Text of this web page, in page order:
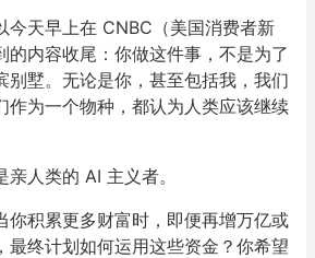
今天早上在 CNBC（美国消费者新
的内容收尾：你做这件事，不是为了
别墅。无论是你，甚至包括我，我们
作为一个物种，都认为人类应该继续
亲人类的 AI 主义者。
你积累更多财富时，即便再增万亿或
最终计划如何运用这些资金？你希望